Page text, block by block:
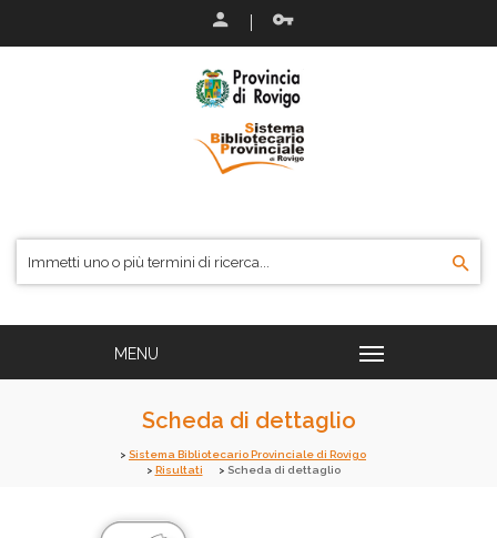
Scheda di dettaglio
Sistema Bibliotecario Provinciale di Rovigo
Risultati
Scheda di dettaglio